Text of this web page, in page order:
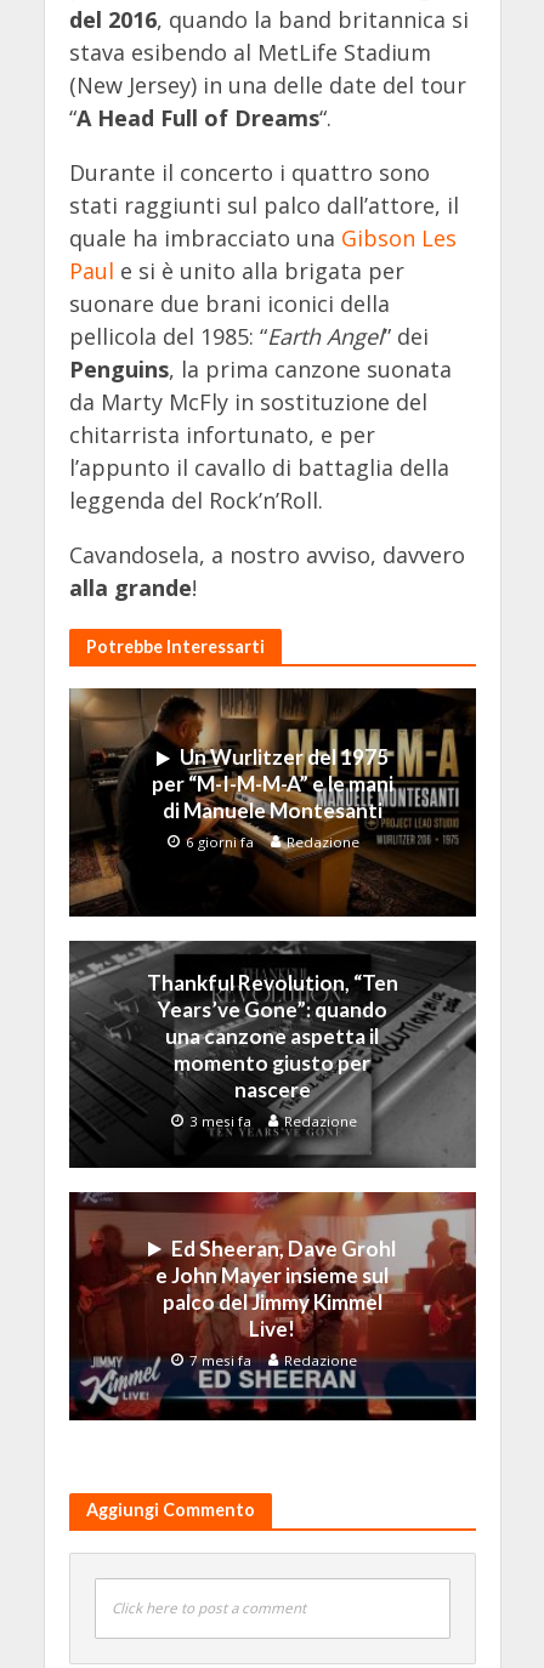
del 2016, quando la band britannica si
stava esibendo al MetLife Stadium
(New Jersey) in una delle date del tour
“A Head Full of Dreams“.
Durante il concerto i quattro sono
stati raggiunti sul palco dall’attore, il
quale ha imbracciato una Gibson Les
Paul e si è unito alla brigata per
suonare due brani iconici della
pellicola del 1985: “Earth Angel” dei
Penguins, la prima canzone suonata
da Marty McFly in sostituzione del
chitarrista infortunato, e per
l’appunto il cavallo di battaglia della
leggenda del Rock’n’Roll.
Cavandosela, a nostro avviso, davvero
alla grande!
Potrebbe Interessarti
Un Wurlitzer del 1975
per “M-I-M-M-A” e le mani
di Manuele Montesanti
6 giorni fa Redazione
Thankful Revolution, “Ten
Years’ve Gone”: quando
una canzone aspetta il
momento giusto per
nascere
3 mesi fa Redazione
Ed Sheeran, Dave Grohl
e John Mayer insieme sul
palco del Jimmy Kimmel
Live!
7 mesi fa Redazione
Aggiungi Commento
Click here to post a comment